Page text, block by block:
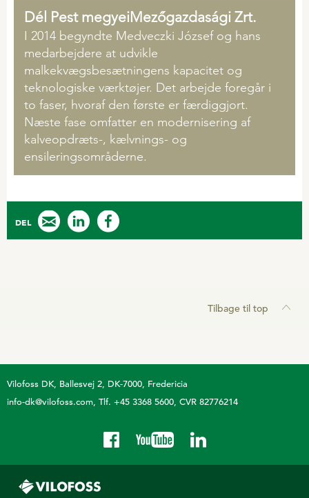
NutriSpar
MYCOSAFE
Dél Pest megyeiMezőgazdasági Zrt.
I 2014 begyndte Medveczki József og hans
medarbejdere at udvikle
malkekvægsbesætningens kapacitet og
teknologiske værktøjer. Det arbejde foregår i
to faser, hvoraf den første er færdiggjort.
Næste fase omfatter en modernisering af
kalveopdræts-, kælvnings- og
ensileringsområderne.
DEL
Tilbage til top
Vilofoss DK Ballesvej 2, DK-7000, Fredericia
info-dk@vilofoss.com Tlf. +45 3368 5600 CVR 82776214